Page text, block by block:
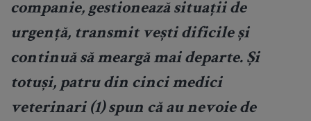
companie, gestionează situații de
urgență, transmit vești dificile și
continuă să meargă mai departe. Și
totuși, patru din cinci medici
veterinari (1) spun că au nevoie de